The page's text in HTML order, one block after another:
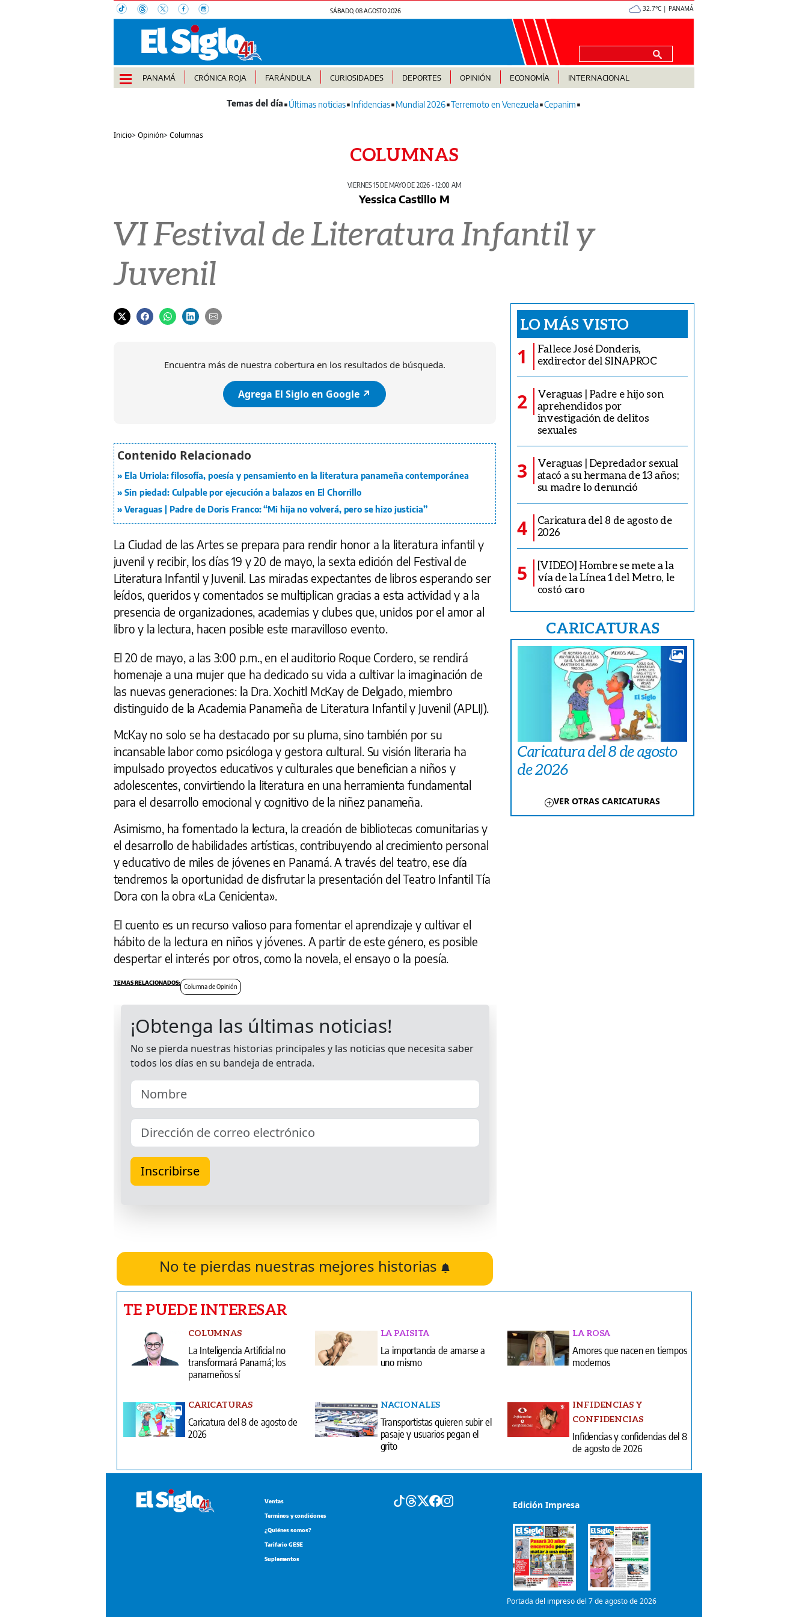
SÁBADO, 08 AGOSTO 2026 32.7°C | PANAMÁ
PANAMÁ CRÓNICA ROJA FARÁNDULA CURIOSIDADES DEPORTES OPINIÓN ECONOMÍA INTERNACIONAL
Últimas noticias Infidencias Mundial 2026 Terremoto en Venezuela Cepanim
Inicio>Opinión>Columnas
COLUMNAS
VIERNES 15 DE MAYO DE 2026 - 12:00 AM
Yessica Castillo M
VI Festival de Literatura Infantil y
Juvenil
Encuentra más de nuestra cobertura en los resultados de búsqueda.
Agrega El Siglo en Google ↗️
Ela Urriola: filosofía, poesía y pensamiento en la literatura panameña contemporánea
Sin piedad: Culpable por ejecución a balazos en El Chorrillo
Veraguas | Padre de Doris Franco: “Mi hija no volverá, pero se hizo justicia”
La Ciudad de las Artes se prepara para rendir honor a la literatura infantil y
juvenil y recibir, los días 19 y 20 de mayo, la sexta edición del Festival de
Literatura Infantil y Juvenil. Las miradas expectantes de libros esperando ser
leídos, queridos y comentados se multiplican gracias a esta actividad y a la
presencia de organizaciones, academias y clubes que, unidos por el amor al
libro y la lectura, hacen posible este maravilloso evento.
El 20 de mayo, a las 3:00 p.m., en el auditorio Roque Cordero, se rendirá
homenaje a una mujer que ha dedicado su vida a cultivar la imaginación de
las nuevas generaciones: la Dra. Xochitl McKay de Delgado, miembro
distinguido de la Academia Panameña de Literatura Infantil y Juvenil (APLIJ).
McKay no solo se ha destacado por su pluma, sino también por su
incansable labor como psicóloga y gestora cultural. Su visión literaria ha
impulsado proyectos educativos y culturales que benefician a niños y
adolescentes, convirtiendo la literatura en una herramienta fundamental
para el desarrollo emocional y cognitivo de la niñez panameña.
Asimismo, ha fomentado la lectura, la creación de bibliotecas comunitarias y
el desarrollo de habilidades artísticas, contribuyendo al crecimiento personal
y educativo de miles de jóvenes en Panamá. A través del teatro, ese día
tendremos la oportunidad de disfrutar la presentación del Teatro Infantil Tía
Dora con la obra «La Cenicienta».
El cuento es un recurso valioso para fomentar el aprendizaje y cultivar el
hábito de la lectura en niños y jóvenes. A partir de este género, es posible
despertar el interés por otros, como la novela, el ensayo o la poesía.
Columna de Opinión
No te pierdas nuestras mejores historias
LO MÁS VISTO
1
Fallece José Donderis,
exdirector del SINAPROC
2
Veraguas | Padre e hijo son
aprehendidos por
investigación de delitos
sexuales
3
Veraguas | Depredador sexual
atacó a su hermana de 13 años;
su madre lo denunció
4
Caricatura del 8 de agosto de
2026
5
[VIDEO] Hombre se mete a la
vía de la Línea 1 del Metro, le
costó caro
CARICATURAS
Caricatura del 8 de agosto
de 2026
VER OTRAS CARICATURAS
TE PUEDE INTERESAR
COLUMNAS
La Inteligencia Artificial no
transformará Panamá; los
panameños sí
LA PAISITA
La importancia de amarse a
uno mismo
LA ROSA
Amores que nacen en tiempos
modernos
CARICATURAS
Caricatura del 8 de agosto de
2026
NACIONALES
Transportistas quieren subir el
pasaje y usuarios pegan el
grito
INFIDENCIAS Y
CONFIDENCIAS
Infidencias y confidencias del 8
de agosto de 2026
Ventas
Terminos y condiciones
¿Quiénes somos?
Tarifario GESE
Suplementos
Edición Impresa
Portada del impreso del 7 de agosto de 2026